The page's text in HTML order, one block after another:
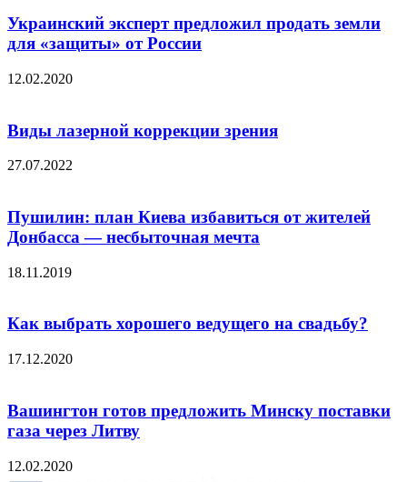
Украинский эксперт предложил продать земли
для «защиты» от России
12.02.2020
Виды лазерной коррекции зрения
27.07.2022
Пушилин: план Киева избавиться от жителей
Донбасса — несбыточная мечта
18.11.2019
Как выбрать хорошего ведущего на свадьбу?
17.12.2020
Вашингтон готов предложить Минску поставки
газа через Литву
12.02.2020